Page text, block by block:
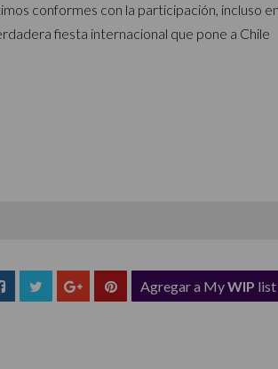
conformes con la participación, incluso en
fiesta internacional que pone a Chile
Agregar a MyWIP list